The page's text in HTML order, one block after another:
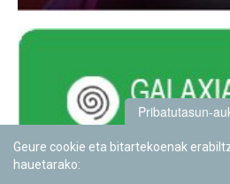
Pribatutasun-
Geure cookie eta bitartekoenak
hauetarako: